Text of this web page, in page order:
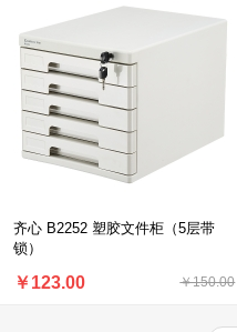
齐心 B2252 塑胶文件柜（5层带
锁）
￥150.00
￥123.00